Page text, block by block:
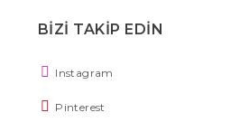
BİZİ TAKİP EDİN
Instagram
Pinterest